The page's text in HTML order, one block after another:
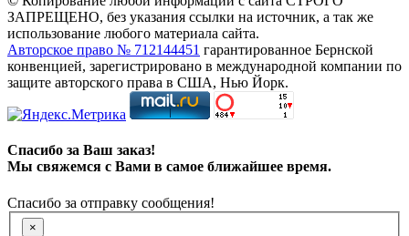
ЗАПРЕЩЕНО, без указания ссылки на источник, а так же
использование любого материала сайта.
Авторское право № 712144451 гарантированное Бернской
конвенцией, зарегистрировано в международной компании по
защите авторского права в США, Нью Йорк.
Спасибо за Ваш заказ!
Мы свяжемся с Вами в самое ближайшее время.
Спасибо за отправку сообщения!
×